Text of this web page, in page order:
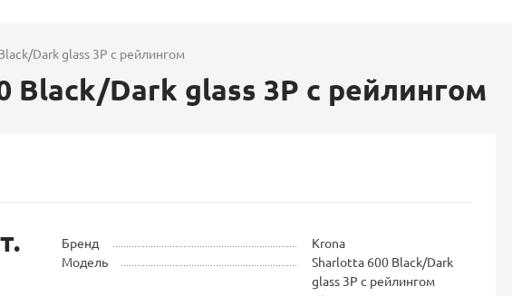
Dark glass 3Р с рейлингом
Dark glass 3Р с рейлингом
Бренд
Krona
Модель
Sharlotta 600 Black/Dark
glass 3Р с рейлингом